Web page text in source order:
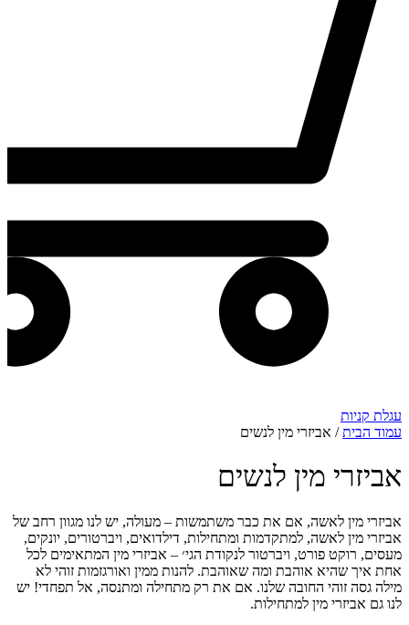
עגלת קניות
עמוד הבית/ אביזרי מין לנשים
אביזרי מין לנשים
אביזרי מין לאשה, אם את כבר משתמשות – מעולה, יש לנו מגוון רחב של
אביזרי מין לאשה, למתקדמות ומתחילות, דילדואים, ויברטורים, יונקים,
מעסים, רוקט פורט, ויברטור לנקודת הגי׳ – אביזרי מין המתאימים לכל
אחת איך שהיא אוהבת ומה שאוהבת. להנות ממין ואורגזמות זוהי לא
מילה גסה זוהי החובה שלנו. אם את רק מתחילה ומתנסה, אל תפחדי! יש
לנו גם אביזרי מין למתחילות.